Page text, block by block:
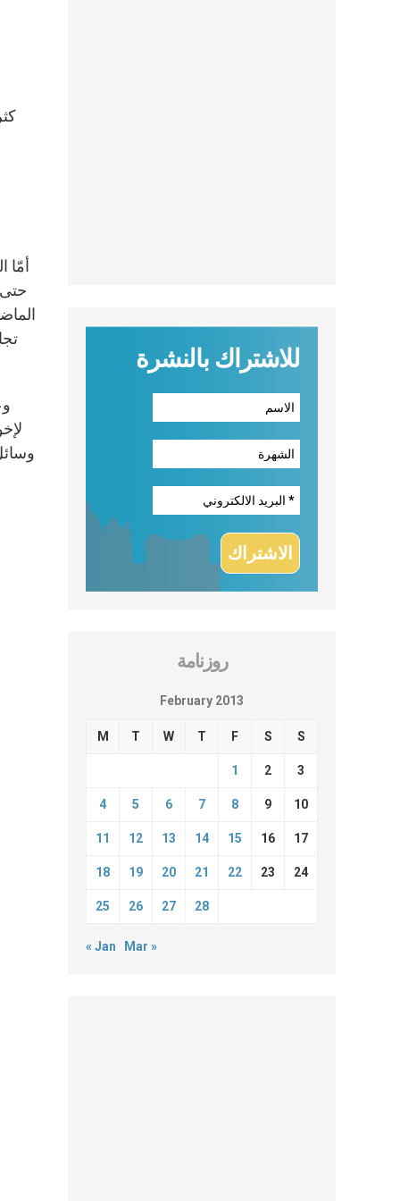
أمّا
حتى
للاشتراك بالنشرة
روزنامة
February 2013
M T W T F S S
1 2 3
4 5 6 7 8 9 10
11 12 13 14 15 16 17
18 19 20 21 22 23 24
25 26 27 28
« Jan Mar »